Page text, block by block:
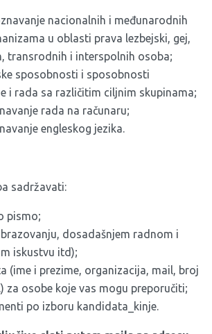
nacionalnih i međunarodnih
u oblasti prava lezbejski, gej,
transrodnih i interspolnih osoba;
sposobnosti i sposobnosti
i rada sa različitim ciljnim skupinama;
rada na računaru;
engleskog jezika.
sadržavati:
pismo;
dosadašnjem radnom i
iskustvu itd);
(ime i prezime, organizacija, mail, broj
za osobe koje vas mogu preporučiti;
po izboru kandidata_kinje.